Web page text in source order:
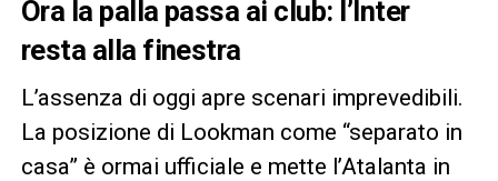
Ora la palla passa ai club: l’Inter
resta alla finestra
L’assenza di oggi apre scenari imprevedibili.
La posizione di Lookman come “separato in
casa” è ormai ufficiale e mette l’Atalanta in